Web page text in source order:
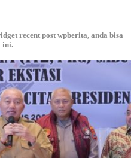
recent post wpberita, anda bisa
ini.